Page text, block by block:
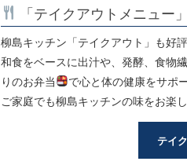
「テイクアウトメニュー」
柳島キッチン「テイクアウト」も好評
和食をベースに出汁や、発酵、食物
りのお弁当
で心と体の健康をサポ
ご家庭でも柳島キッチンの味をお楽し
テイ